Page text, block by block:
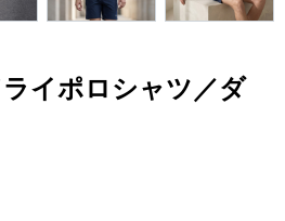
イポロシャツ／ダ